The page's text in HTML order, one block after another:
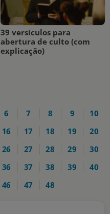
39 versículos para
abertura de culto (com
explicação)
6 7 8 9
10
16 17 18 19
20
26 27 28 29
30
36 37 38 39
40
46 47 48